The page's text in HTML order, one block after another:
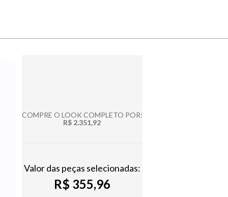
COMPRE O LOOK COMPLETO POR:
R$ 2.351,92
Valor das peças selecionadas:
R$ 355,96